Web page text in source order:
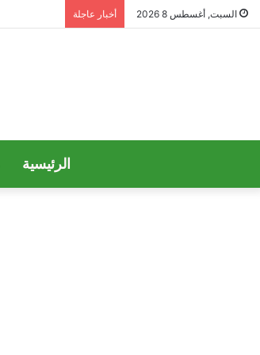
السبت, أغسطس 8 2026 أخبار عاجلة
الرئيسية